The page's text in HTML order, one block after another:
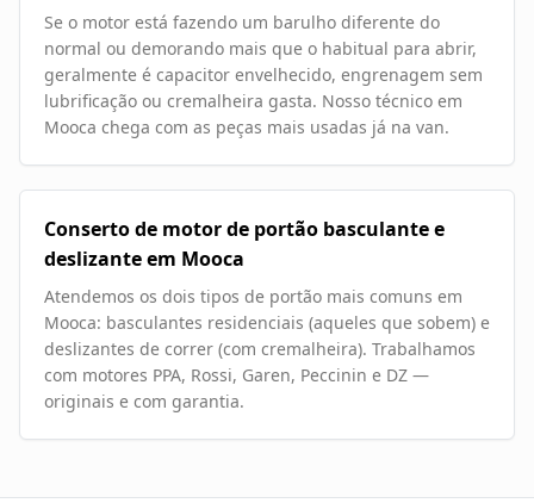
Se o motor está fazendo um barulho diferente do
normal ou demorando mais que o habitual para abrir,
geralmente é capacitor envelhecido, engrenagem sem
lubrificação ou cremalheira gasta. Nosso técnico em
Mooca chega com as peças mais usadas já na van.
Conserto de motor de portão basculante e
deslizante em Mooca
Atendemos os dois tipos de portão mais comuns em
Mooca: basculantes residenciais (aqueles que sobem) e
deslizantes de correr (com cremalheira). Trabalhamos
com motores PPA, Rossi, Garen, Peccinin e DZ —
originais e com garantia.